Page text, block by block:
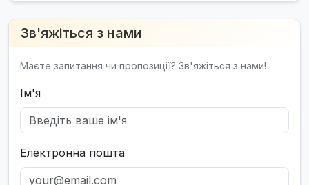
Зв'яжіться з нами
Маєте запитання чи пропозиції? Зв'яжіться з нами!
Ім'я
Електронна пошта